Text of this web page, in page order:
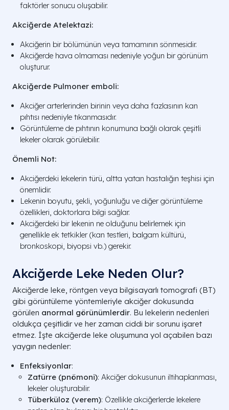
faktörler sonucu oluşabilir.
Akciğerde Atelektazi:
Akciğerin bir bölümünün veya tamamının sönmesidir.
Akciğerde hava olmaması nedeniyle yoğun bir görünüm
oluşturur.
Akciğerde Pulmoner emboli:
Akciğer arterlerinden birinin veya daha fazlasının kan
pıhtısı nedeniyle tıkanmasıdır.
Görüntüleme de pıhtının konumuna bağlı olarak çeşitli
lekeler olarak görülebilir.
Önemli Not:
Akciğerdeki lekelerin türü, altta yatan hastalığın teşhisi için
önemlidir.
Lekenin boyutu, şekli, yoğunluğu ve diğer görüntüleme
özellikleri, doktorlara bilgi sağlar.
Akciğerdeki bir lekenin ne olduğunu belirlemek için
genellikle ek tetkikler (kan testleri, balgam kültürü,
bronkoskopi, biyopsi vb.) gerekir.
Akciğerde Leke Neden Olur?
Akciğerde leke, röntgen veya bilgisayarlı tomografi (BT)
gibi görüntüleme yöntemleriyle akciğer dokusunda
görülen anormal görünümlerdir. Bu lekelerin nedenleri
oldukça çeşitlidir ve her zaman ciddi bir sorunu işaret
etmez. İşte akciğerde leke oluşumuna yol açabilen bazı
yaygın nedenler:
Enfeksiyonlar:
Zatürre (pnömoni): Akciğer dokusunun iltihaplanması,
lekeler oluşturabilir.
Tüberküloz (verem): Özellikle akciğerlerde lekelere